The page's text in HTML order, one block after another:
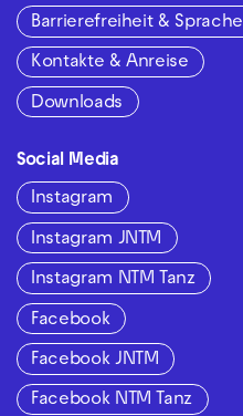
Barrierefreiheit & Sprache
Kontakte & Anreise
Downloads
Social Media
Instagram
Instagram JNTM
Instagram NTM Tanz
Facebook
Facebook JNTM
Facebook NTM Tanz